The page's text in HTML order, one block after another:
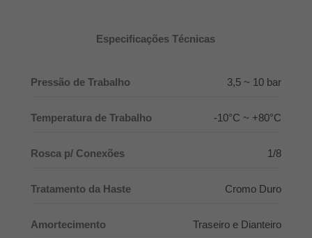
Especificações Técnicas
Pressão de Trabalho 3,5 ~ 10 bar
Temperatura de Trabalho -10°C ~ +80°C
Rosca p/ Conexões 1/8
Tratamento da Haste Cromo Duro
Amortecimento Traseiro e Dianteiro